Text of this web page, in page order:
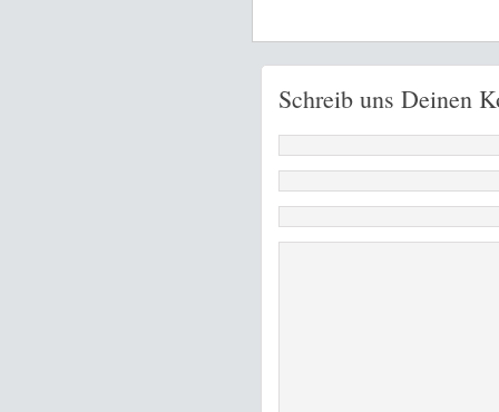
Schreib uns Deinen